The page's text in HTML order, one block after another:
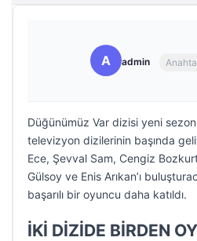
A admin
Düğünümüz Var dizisi yeni
televizyon dizilerinin başında
Ece, Şevval Sam, Cengiz
Gülsoy ve Enis Arıkan’ı
başarılı bir oyuncu daha katıldı.
İKİ DİZİDE BİRDEN